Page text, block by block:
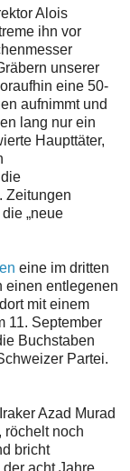
Alois
ihn vor
unserer
eine 50-
aufnimmt und
lang nur ein
Haupttäter,
Zeitungen
„neue
eine im dritten
einen entlegenen
mit einem
11. September
Buchstaben
Partei.
Azad Murad
röchelt noch
bricht
acht Jahre